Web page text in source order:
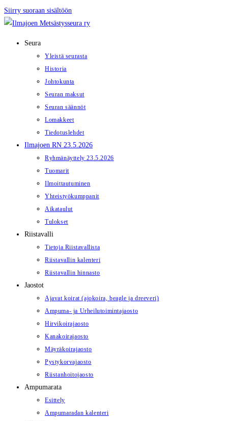
Siirry suoraan sisältöön
Seura
Yleistä seurasta
Historia
Johtokunta
Seuran maksut
Seuran säännöt
Lomakkeet
Tiedotuslehdet
Ilmajoen RN 23.5.2026
Ryhmänäyttely 23.5.2026
Tuomarit
Ilmoittautuminen
Yhteistyökumppanit
Aikataulut
Tulokset
Riistavalli
Tietoja Riistavallista
Riistavallin kalenteri
Riistavallin hinnasto
Jaostot
Ajavat koirat (ajokoira, beagle ja dreeveri)
Ampuma- ja Urheilutoimintajaosto
Hirvikoirajaosto
Kanakoirajaosto
Mäyräkoirajaosto
Pystykorvajaosto
Riistanhoitojaosto
Ampumarata
Esittely
Ampumaradan kalenteri